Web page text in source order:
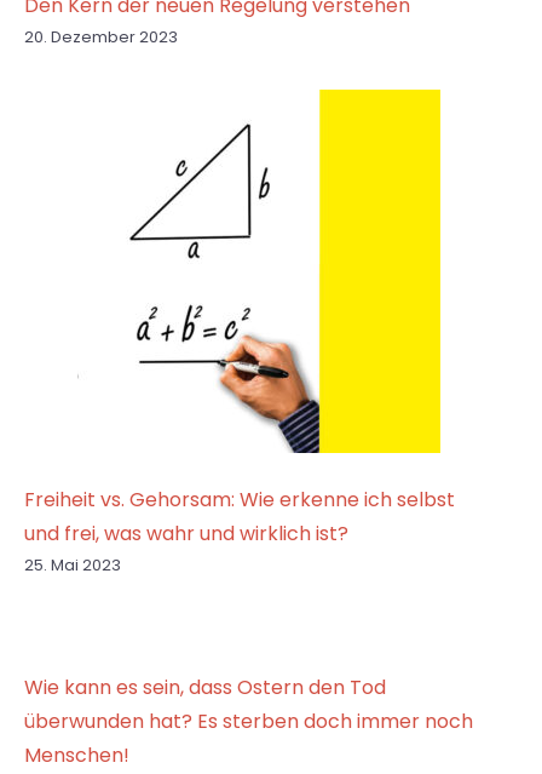
20. Dezember 2023
Freiheit vs. Gehorsam: Wie erkenne ich selbst
und frei, was wahr und wirklich ist?
25. Mai 2023
Wie kann es sein, dass Ostern den Tod
überwunden hat? Es sterben doch immer noch
Menschen!